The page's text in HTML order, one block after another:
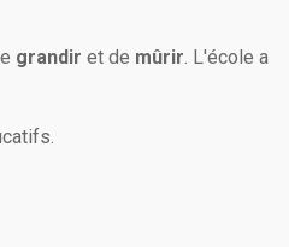
grandir et de mûrir. L'école a